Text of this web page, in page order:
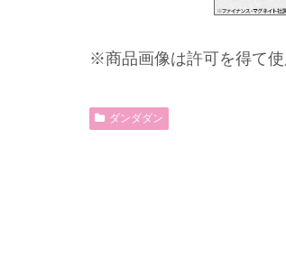
※商品画像は許可を得て
ダンダダン